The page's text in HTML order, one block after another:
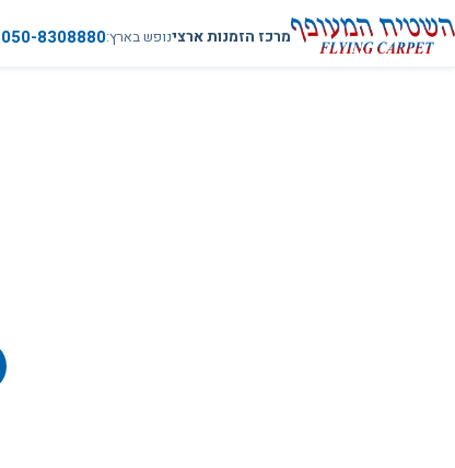
מרכז הזמנות ארצינופש בארץ050-8308880